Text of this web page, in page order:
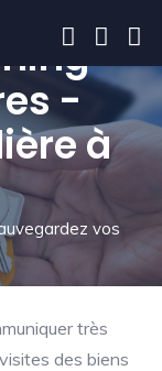
-
-
à
vos
très
des biens